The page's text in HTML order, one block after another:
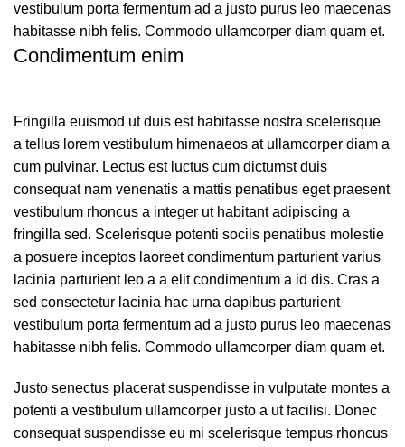
vestibulum porta fermentum ad a justo purus leo maecenas
habitasse nibh felis. Commodo ullamcorper diam quam et.
Condimentum enim
Fringilla euismod ut duis est habitasse nostra scelerisque
a tellus lorem vestibulum himenaeos at ullamcorper diam a
cum pulvinar. Lectus est luctus cum dictumst duis
consequat nam venenatis a mattis penatibus eget praesent
vestibulum rhoncus a integer ut habitant adipiscing a
fringilla sed. Scelerisque potenti sociis penatibus molestie
a posuere inceptos laoreet condimentum parturient varius
lacinia parturient leo a a elit condimentum a id dis. Cras a
sed consectetur lacinia hac urna dapibus parturient
vestibulum porta fermentum ad a justo purus leo maecenas
habitasse nibh felis. Commodo ullamcorper diam quam et.
Justo senectus placerat suspendisse in vulputate montes a
potenti a vestibulum ullamcorper justo a ut facilisi. Donec
consequat suspendisse eu mi scelerisque tempus rhoncus